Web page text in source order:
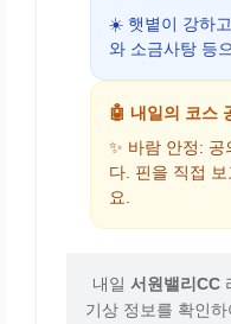
☀️ 햇볕이 강하
와 소금사탕 등
🤖 내일의 코스
✨ 바람 안정: 공
다. 핀을 직접 보
요.
내일 서원밸리CC
기상 정보를 확인